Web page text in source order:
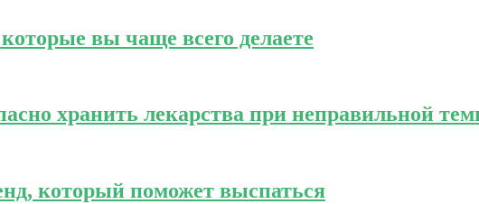
вы чаще всего делаете
хранить лекарства при неправильной
который поможет выспаться